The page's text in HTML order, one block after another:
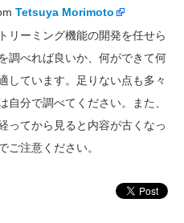
Tetsuya Morimoto
リーミング機能の開発を任せら
調べれば良いか、何ができて何
しています。足りない点も多々
自分で調べてください。また、
ってから見ると内容が古くなっ
ご注意ください。